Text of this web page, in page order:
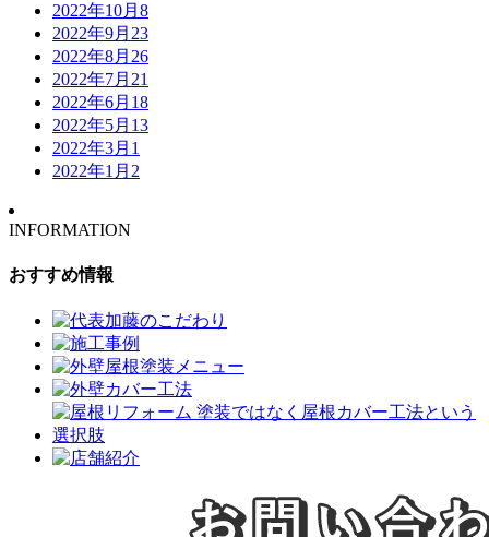
2022年10月 8
2022年9月 23
2022年8月 26
2022年7月 21
2022年6月 18
2022年5月 13
2022年3月 1
2022年1月 2
INFORMATION
おすすめ情報